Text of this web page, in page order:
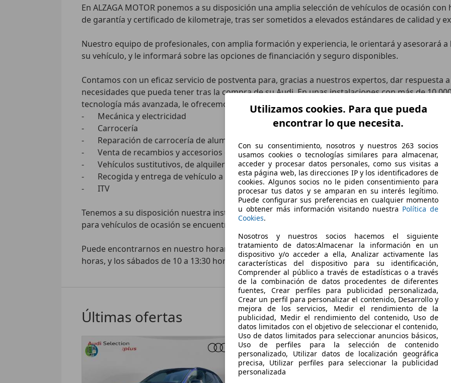
En ALZAGA MOTOR ponemos a su disposición una amplia selección de vehículos de ocasión con
de garantía y certificado de kilometraje, tras ser sometidos a elevados estándares de calidad y
Nuestro equipo de profesionales, con amplia formación y experiencia, le orientará y asesorará
su vehículo, y le informará sobre las opciones de financiación y seguro disponibles.
Contamos con un eficaz servicio de postventa para, gracias a nuestros expertos, dar respuesta
necesidades que pueda tener tras la compra de su Audi. En unas instalaciones con más de
tecnología más avanzada, le ofrecemos los siguientes servicios:
-	Mecánica y electricidad
-	Carrocería
-	Reparación de carrocería de aluminio
-	Venta de recambios y accesorios originales Audi
-	Vehículos sustitutivos, de alquiler y Audi Class
-	Recogida y entrega de vehículo a domicilio
-	ITV
Tenemos a su disposición nuestra instalación en Bilbao Bolueta, en Bilbao capital, donde se
para vehículos de ocasión se encuentra en la Carretera Bilbao - Galdakao 28, 48004 Bilbao.
Puede encontrarnos en nuestro horario de atención al público de lunes a viernes de 9 a 13:30 y
horas, y los sábados de 10 a 13:30 horas.
Últimas ofertas
Utilizamos cookies. Para que pueda
encontrar lo que necesita.
Con su consentimiento, nosotros y nuestros 263 socios
usamos cookies o tecnologías similares para almacenar,
acceder y procesar datos personales, como sus visitas a
esta página web, las direcciones IP y los identificadores de
cookies. Algunos socios no le piden consentimiento para
procesar tus datos y se amparan en su interés legítimo.
Puede configurar sus preferencias en cualquier momento
u obtener más información visitando nuestra Política de
Cookies.
Nosotros y nuestros socios hacemos el siguiente
tratamiento de datos:Almacenar la información en un
dispositivo y/o acceder a ella, Analizar activamente las
características del dispositivo para su identificación,
Comprender al público a través de estadísticas o a través
de la combinación de datos procedentes de diferentes
fuentes, Crear perfiles para publicidad personalizada,
Crear un perfil para personalizar el contenido, Desarrollo y
mejora de los servicios, Medir el rendimiento de la
publicidad, Medir el rendimiento del contenido, Uso de
datos limitados con el objetivo de seleccionar el contenido,
Uso de datos limitados para seleccionar anuncios básicos,
Uso de perfiles para la selección de contenido
personalizado, Utilizar datos de localización geográfica
precisa, Utilizar perfiles para seleccionar la publicidad
personalizada